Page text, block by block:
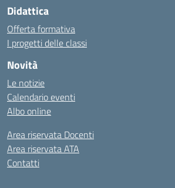
Didattica
Offerta formativa
I progetti delle classi
Novità
Le notizie
Calendario eventi
Albo online
Area riservata Docenti
Area riservata ATA
Contatti